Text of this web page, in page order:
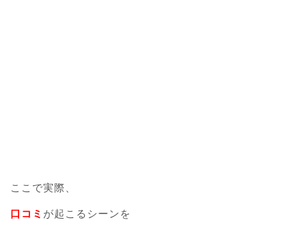
ここで実際、
口コミ が起こるシーンを